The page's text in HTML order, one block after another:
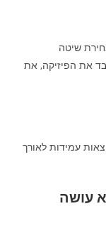
שיטה
את הפיזיקה, את
עמידות לאורך
עושה